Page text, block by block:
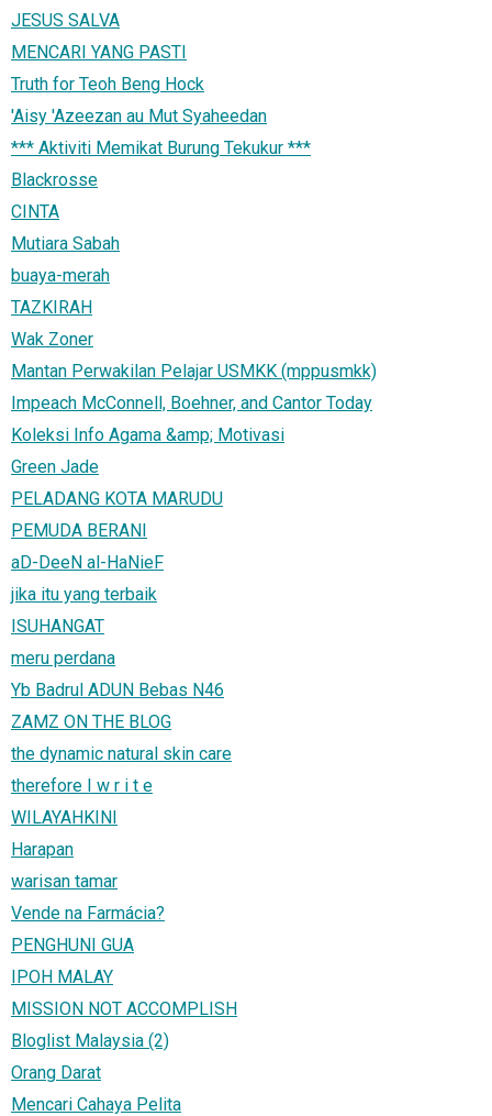
JESUS SALVA
MENCARI YANG PASTI
Truth for Teoh Beng Hock
'Aisy 'Azeezan au Mut Syaheedan
*** Aktiviti Memikat Burung Tekukur ***
Blackrosse
CINTA
Mutiara Sabah
buaya-merah
TAZKIRAH
Wak Zoner
Mantan Perwakilan Pelajar USMKK (mppusmkk)
Impeach McConnell, Boehner, and Cantor Today
Koleksi Info Agama &amp; Motivasi
Green Jade
PELADANG KOTA MARUDU
PEMUDA BERANI
aD-DeeN al-HaNieF
jika itu yang terbaik
ISUHANGAT
meru perdana
Yb Badrul ADUN Bebas N46
ZAMZ ON THE BLOG
the dynamic natural skin care
therefore I w r i t e
WILAYAHKINI
Harapan
warisan tamar
Vende na Farmácia?
PENGHUNI GUA
IPOH MALAY
MISSION NOT ACCOMPLISH
Bloglist Malaysia (2)
Orang Darat
Mencari Cahaya Pelita